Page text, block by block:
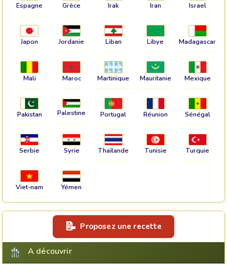
Espagne Grèce Irak Iran Israel
Japon Jordanie Liban Libye Madagascar
Mali Maroc Martinique Mauritanie Mexique
Pakistan Palestine Portugal Réunion Sénégal
Serbie Syrie Thaïlande Tunisie Turquie
Viet-nam Yémen
Proposez une recette
A découvrir